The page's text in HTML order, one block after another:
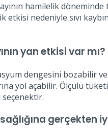
hamilelik
etkisi nedeniyle sıvı
yan etkisi var mı?
dengesini bozabilir
yol açabilir. Ölçülü
gerçekten